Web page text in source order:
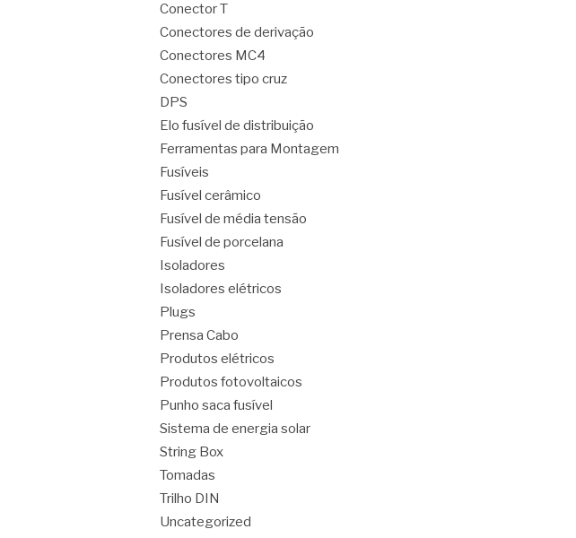
Conector T
Conectores de derivação
Conectores MC4
Conectores tipo cruz
DPS
Elo fusível de distribuição
Ferramentas para Montagem
Fusíveis
Fusível cerâmico
Fusível de média tensão
Fusível de porcelana
Isoladores
Isoladores elétricos
Plugs
Prensa Cabo
Produtos elétricos
Produtos fotovoltaicos
Punho saca fusível
Sistema de energia solar
String Box
Tomadas
Trilho DIN
Uncategorized